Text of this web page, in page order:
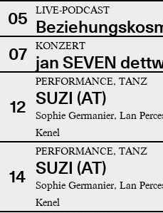
05 LIVE-PODCAST
07
KONZERT
jan SEVEN
12
PERFORMANCE, TANZ
SUZI (AT)
Sophie Germanier, Lan
Kenel
14
PERFORMANCE, TANZ
SUZI (AT)
Sophie Germanier, Lan
Kenel